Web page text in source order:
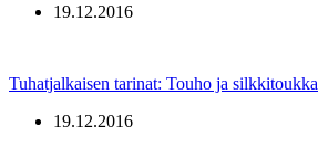
19.12.2016
Tuhatjalkaisen tarinat: Touho ja silkkitoukka
19.12.2016